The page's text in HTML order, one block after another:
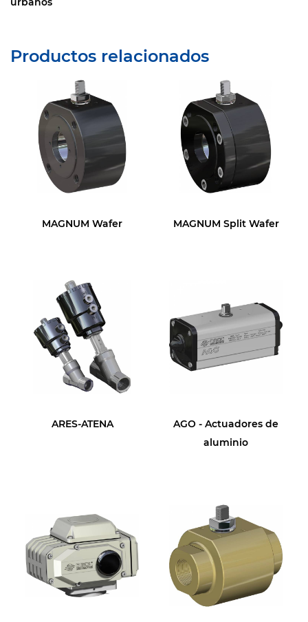
Productos relacionados
MAGNUM Wafer MAGNUM Split Wafer
ARES-ATENA
AGO - Actuadores de
aluminio